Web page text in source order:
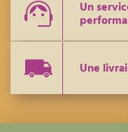
Un
Une